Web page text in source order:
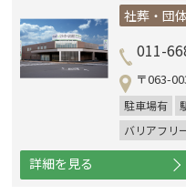
社葬・団
011-
〒063-
駐車場有
バリアフリ
詳細を見る